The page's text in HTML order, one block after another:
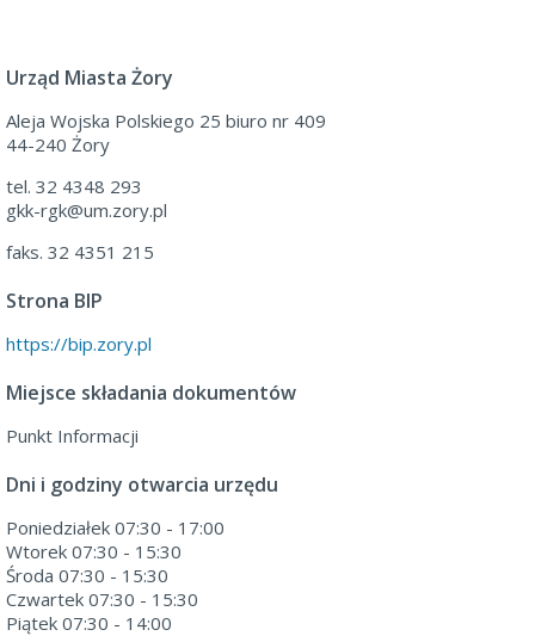
Urząd Miasta Żory
Aleja Wojska Polskiego 25 biuro nr 409
44-240 Żory
tel. 32 4348 293
gkk-rgk@um.zory.pl
faks. 32 4351 215
Strona BIP
https://bip.zory.pl
Miejsce składania dokumentów
Punkt Informacji
Dni i godziny otwarcia urzędu
Poniedziałek 07:30 - 17:00
Wtorek 07:30 - 15:30
Środa 07:30 - 15:30
Czwartek 07:30 - 15:30
Piątek 07:30 - 14:00